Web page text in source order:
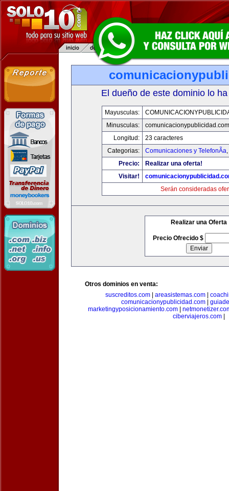
El dueño de este dominio lo
Mayusculas:
Minusculas:
comunicacionypublicidad.com
Longitud:
23 caracteres
Categorias:
Comunicaciones y TelefonÃ­a,
Precio:
Realizar una oferta!
Visitar!
Serán consideradas
Realizar una Oferta
Precio Ofrecido $
Otros dominios en venta:
suscreditos.com
areasistemas.com
comunicacionypublicidad.com
marketingyposicionamiento.com|
ciberviajeros.com